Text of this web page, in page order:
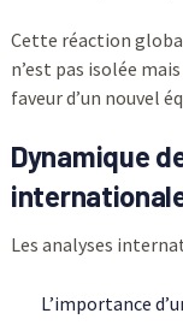
Cette réaction
n’est pas isolée
faveur d’un nouvel
Dynamique
Les analyses
L’importance